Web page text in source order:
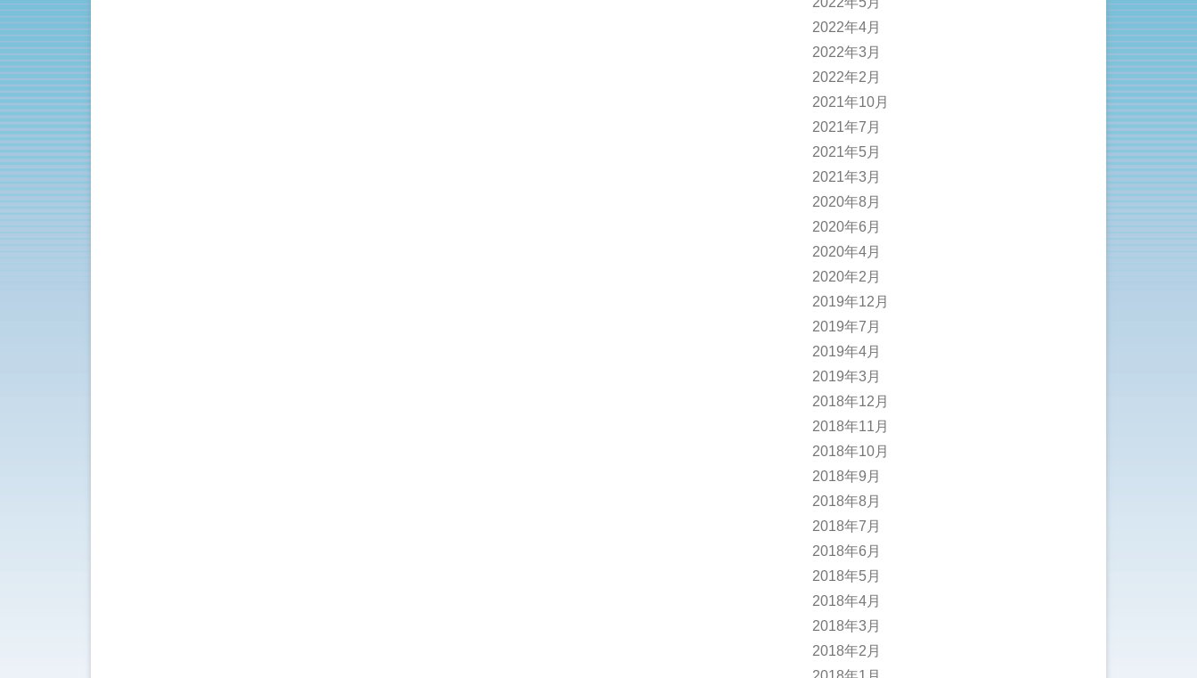
2022年4月
2022年3月
2022年2月
2021年10月
2021年7月
2021年5月
2021年3月
2020年8月
2020年6月
2020年4月
2020年2月
2019年12月
2019年7月
2019年4月
2019年3月
2018年12月
2018年11月
2018年10月
2018年9月
2018年8月
2018年7月
2018年6月
2018年5月
2018年4月
2018年3月
2018年2月